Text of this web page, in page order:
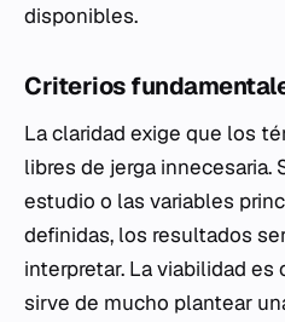
disponibles.
Criterios
La claridad exige que los
libres de jerga innecesaria.
estudio o las variables
definidas, los resultados
interpretar. La viabilidad es
sirve de mucho plantear